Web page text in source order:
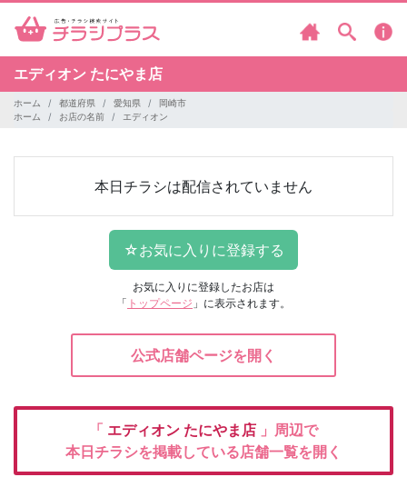
エディオン たにやま店
ホーム 都道府県 愛知県
岡崎市
ホーム
お店の名前 エディオン
本日チラシは配信されていません
お気に入りに登録したお店は
「 トップページ 」に表示されます。
公式店舗ページを開く
「 エディオン たにやま店 」周辺で
本日チラシを掲載している店舗一覧を開く